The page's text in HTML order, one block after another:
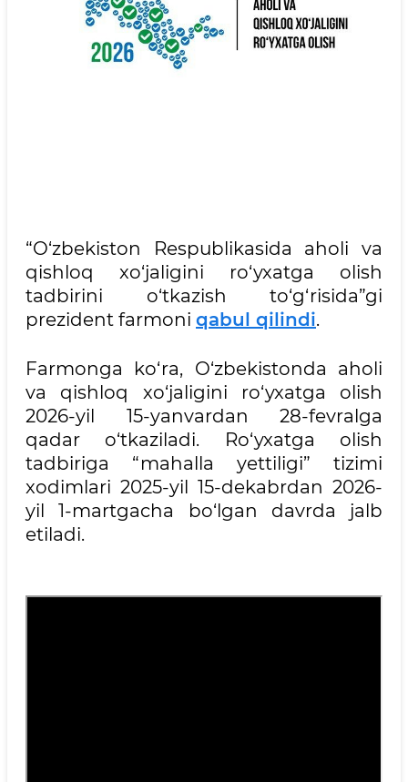
“O‘zbekiston Respublikasida aholi va
qishloq xo‘jaligini ro‘yxatga olish
tadbirini o‘tkazish to‘g‘risida”gi
prezident farmoni qabul qilindi.
Farmonga ko‘ra, O‘zbekistonda aholi
va qishloq xo‘jaligini ro‘yxatga olish
2026-yil 15-yanvardan 28-fevralga
qadar o‘tkaziladi. Ro‘yxatga olish
tadbiriga “mahalla yettiligi” tizimi
xodimlari 2025-yil 15-dekabrdan 2026-
yil 1-martgacha bo‘lgan davrda jalb
etiladi.